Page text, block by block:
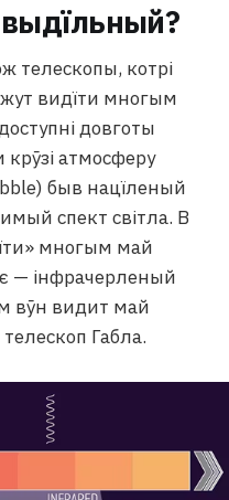
телескопы, котрі
видїти многым
довготы
крӯзі атмосферу
быв нацїленый
спект світла. В
многым май
— інфрачерленый
вӯн видит май
Габла.